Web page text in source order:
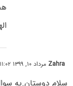
Zahra مرداد ۱۰, ۱۳۹۹ at ۱۱:۰۲ ب٫ظ
سلام دوستان.یه